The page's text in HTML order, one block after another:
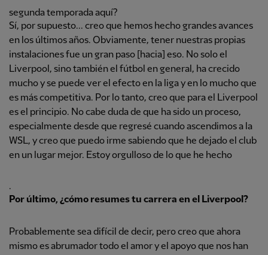
segunda temporada aquí?
Sí, por supuesto... creo que hemos hecho grandes avances
en los últimos años. Obviamente, tener nuestras propias
instalaciones fue un gran paso [hacia] eso. No solo el
Liverpool, sino también el fútbol en general, ha crecido
mucho y se puede ver el efecto en la liga y en lo mucho que
es más competitiva. Por lo tanto, creo que para el Liverpool
es el principio. No cabe duda de que ha sido un proceso,
especialmente desde que regresé cuando ascendimos a la
WSL, y creo que puedo irme sabiendo que he dejado el club
en un lugar mejor. Estoy orgulloso de lo que he hecho
.
Por último, ¿cómo resumes tu carrera en el Liverpool?
Probablemente sea difícil de decir, pero creo que ahora
mismo es abrumador todo el amor y el apoyo que nos han